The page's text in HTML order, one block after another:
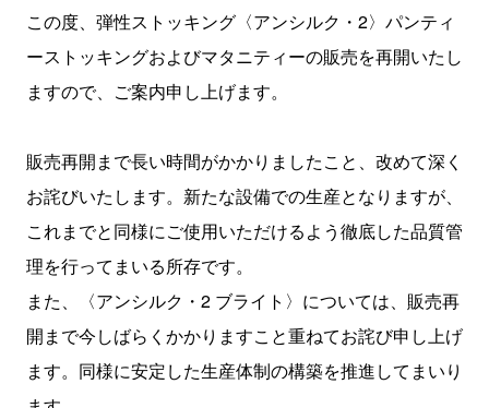
この度、弾性ストッキング〈アンシルク・2〉パンティ
ーストッキングおよびマタニティーの販売を再開いたし
ますので、ご案内申し上げます。
販売再開まで長い時間がかかりましたこと、改めて深く
お詫びいたします。新たな設備での生産となりますが、
これまでと同様にご使用いただけるよう徹底した品質管
理を行ってまいる所存です。
また、〈アンシルク・2 ブライト〉については、販売再
開まで今しばらくかかりますこと重ねてお詫び申し上げ
ます。同様に安定した生産体制の構築を推進してまいり